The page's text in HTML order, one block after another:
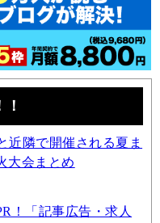
近隣で開催される夏ま
大会まとめ
！「記事広告・求人